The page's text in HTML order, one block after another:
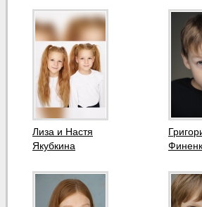
Лиза и Настя
Якубкина